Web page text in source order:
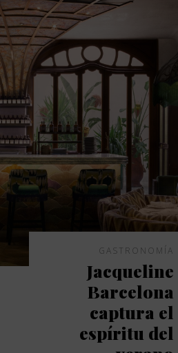
GASTRONOMÍA
Jacqueline
Barcelona
captura el
espíritu del